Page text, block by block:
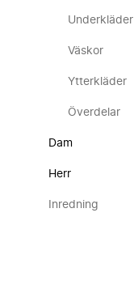
Underkläder
Väskor
Ytterkläder
Överdelar
Dam
Herr
Inredning